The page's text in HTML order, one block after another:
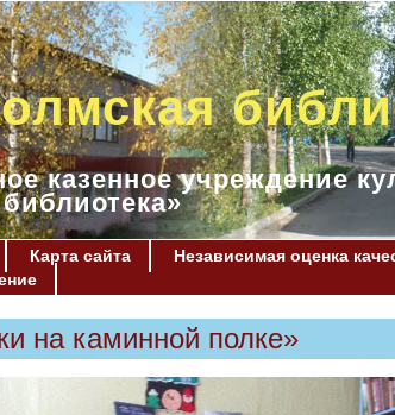
казенное учреждение
Карта сайта Независимая оценка
на каминной полке»